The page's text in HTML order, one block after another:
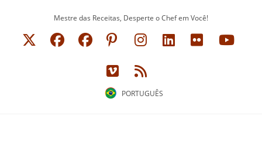
Mestre das Receitas, Desperte o Chef em Você!
PORTUGUÊS